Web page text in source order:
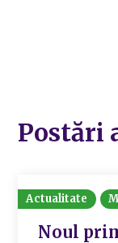
Postări
Actualitate
Noul